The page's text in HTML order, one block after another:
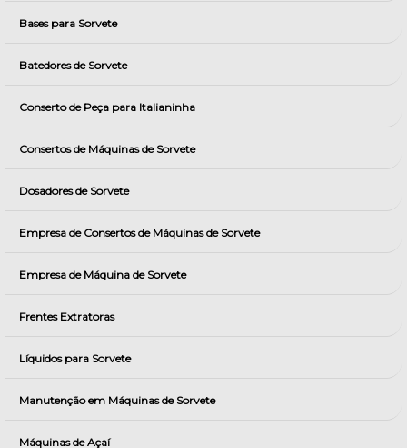
Bases para Sorvete
Batedores de Sorvete
Conserto de Peça para Italianinha
Consertos de Máquinas de Sorvete
Dosadores de Sorvete
Empresa de Consertos de Máquinas de Sorvete
Empresa de Máquina de Sorvete
Frentes Extratoras
Líquidos para Sorvete
Manutenção em Máquinas de Sorvete
Máquinas de Açaí